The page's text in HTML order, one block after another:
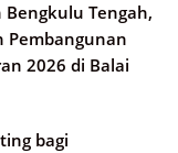
Bengkulu Tengah,
Pembangunan
2026 di Balai
bagi